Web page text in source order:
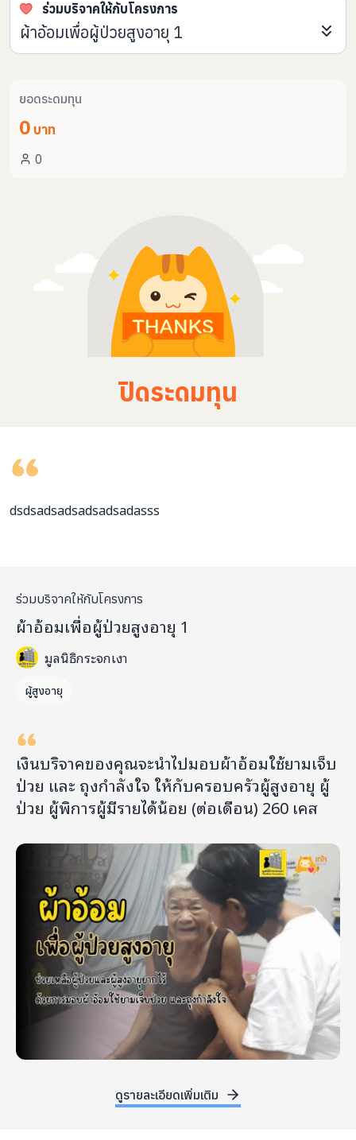
ร่วมบริจาคให้กับโครงการ
ผ้าอ้อมเพื่อผู้ป่วยสูงอายุ 1
ยอดระดมทุน
0 บาท
0
ปิดระดมทุน
dsdsadsadsadsadsadasss
ร่วมบริจาคให้กับโครงการ
ผ้าอ้อมเพื่อผู้ป่วยสูงอายุ 1
มูลนิธิกระจกเงา
ผู้สูงอายุ
เงินบริจาคของคุณจะนำไปมอบผ้าอ้อมใช้ยามเจ็บ
ป่วย และ ถุงกำลังใจ ให้กับครอบครัวผู้สูงอายุ ผู้
ป่วย ผู้พิการผู้มีรายได้น้อย (ต่อเดือน) 260 เคส
ดูรายละเอียดเพิ่มเติม